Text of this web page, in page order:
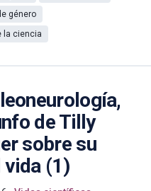
género
la ciencia
de Tilly
sobre su
(1)